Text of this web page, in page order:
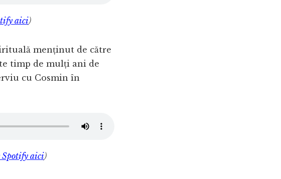
aici)
menținut de către
timp de mulți ani de
cu Cosmin în
Spotify aici)